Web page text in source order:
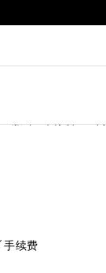
手续费
尺码小两号的尺码